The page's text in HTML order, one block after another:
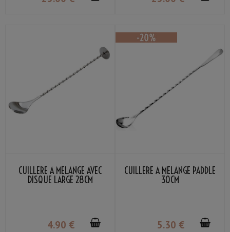
CUILLÈRE À MÉLANGE AVEC
DISQUE LARGE 28CM
4.90 €
CUILLÈRE À MÉLANGE PADDLE
30CM
5.30 €